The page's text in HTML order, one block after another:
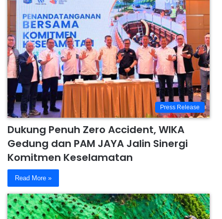
Press Release
Dukung Penuh Zero Accident, WIKA
Gedung dan PAM JAYA Jalin Sinergi
Komitmen Keselamatan
Read More »